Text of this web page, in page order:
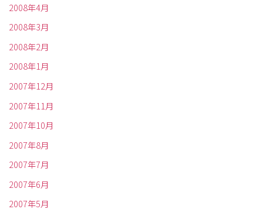
2008年4月
2008年3月
2008年2月
2008年1月
2007年12月
2007年11月
2007年10月
2007年8月
2007年7月
2007年6月
2007年5月